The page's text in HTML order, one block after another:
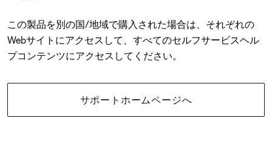
この製品を別の国/地域で購入された場合は、それぞれの
Webサイトにアクセスして、すべてのセルフサービスヘル
プコンテンツにアクセスしてください。
サポートホームページへ